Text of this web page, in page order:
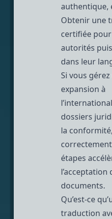
authentique,
Obtenir une
certifiée
autorités
dans leur
Si vous
expansion à
dossiers
la
étapes
l’acceptation
documents.
Qu’est-ce
traduction